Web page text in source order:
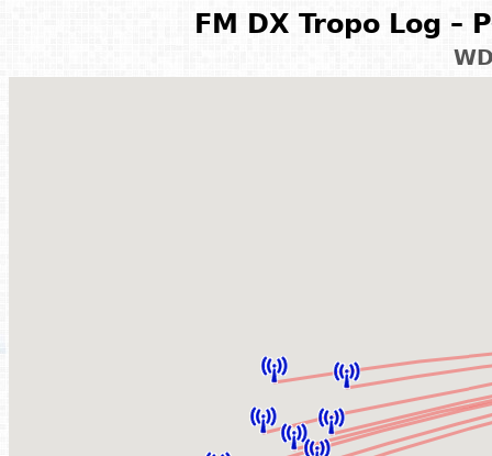
FM DX Tropo Log –